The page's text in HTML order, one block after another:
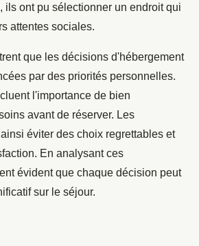
ils ont pu sélectionner un endroit qui
attentes sociales.
que les décisions d'hébergement
par des priorités personnelles.
l'importance de bien
avant de réserver. Les
éviter des choix regrettables et
En analysant ces
évident que chaque décision peut
sur le séjour.